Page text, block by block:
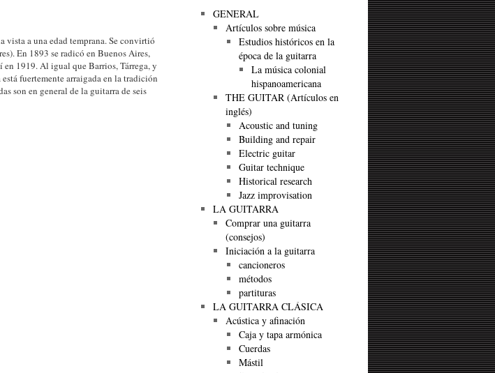
a una edad temprana. Se convirtió
En 1893 se radicó en Buenos Aires,
en 1919. Al igual que Barrios, Tárrega, y
fuertemente arraigada en la tradición
son en general de la guitarra de seis
GENERAL
Artículos sobre música
Estudios históricos en la
época de la guitarra
La música colonial
hispanoamericana
THE GUITAR (Artículos en
inglés)
Acoustic and tuning
Building and repair
Electric guitar
Guitar technique
Historical research
Jazz improvisation
LA GUITARRA
Comprar una guitarra
(consejos)
Iniciación a la guitarra
cancioneros
métodos
partituras
LA GUITARRA CLÁSICA
Acústica y afinación
Caja y tapa armónica
Cuerdas
Mástil